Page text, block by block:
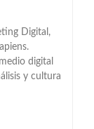
Digital,
digital
y cultura